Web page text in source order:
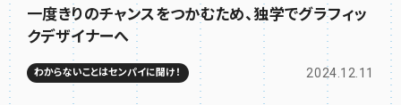
一度きりのチャンスをつかむため、独学でグラフィッ
クデザイナーへ
わからないことはセンパイに聞け！ 2024.12.11